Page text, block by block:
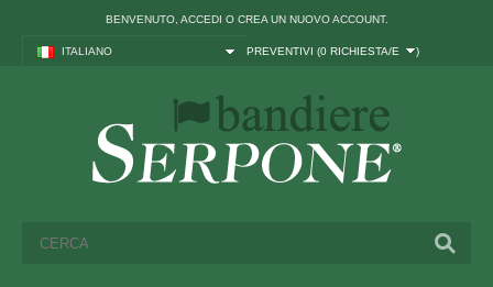
BENVENUTO, ACCEDI O CREA UN NUOVO ACCOUNT.
ITALIANO PREVENTIVI (0 RICHIESTA/E )